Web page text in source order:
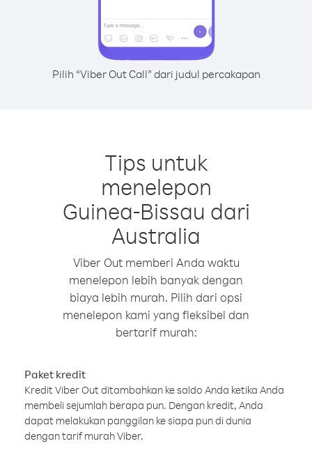
Pilih “Viber Out Call” dari judul percakapan
Tips untuk
menelepon
Guinea-Bissau dari
Australia
Viber Out memberi Anda waktu
menelepon lebih banyak dengan
biaya lebih murah. Pilih dari opsi
menelepon kami yang fleksibel dan
bertarif murah:
Paket kredit
Kredit Viber Out ditambahkan ke saldo Anda ketika Anda
membeli sejumlah berapa pun. Dengan kredit, Anda
dapat melakukan panggilan ke siapa pun di dunia
dengan tarif murah Viber.